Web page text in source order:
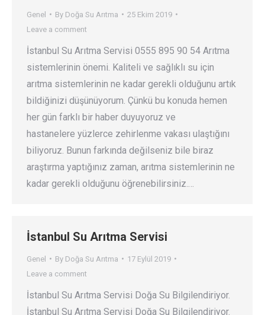
Genel By Doğa Su Arıtma
25 Ekim 2019
Leave a comment
İstanbul Su Arıtma Servisi 0555 895 90 54 Arıtma
sistemlerinin önemi. Kaliteli ve sağlıklı su için
arıtma sistemlerinin ne kadar gerekli olduğunu artık
bildiğinizi düşünüyorum. Çünkü bu konuda hemen
her gün farklı bir haber duyuyoruz ve
hastanelere yüzlerce zehirlenme vakası ulaştığını
biliyoruz. Bunun farkında değilseniz bile biraz
araştırma yaptığınız zaman, arıtma sistemlerinin ne
kadar gerekli olduğunu öğrenebilirsiniz.…
İstanbul Su Arıtma Servisi
Genel By Doğa Su Arıtma
17 Eylül 2019
Leave a comment
İstanbul Su Arıtma Servisi Doğa Su Bilgilendiriyor.
İstanbul Su Arıtma Servisi Doğa Su Bilgilendiriyor.